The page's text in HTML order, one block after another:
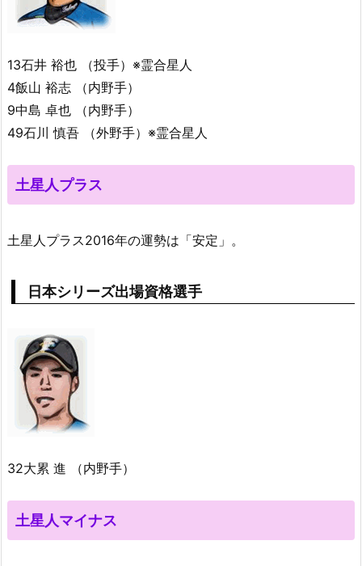
13石井 裕也 （投手）※霊合星人
4飯山 裕志 （内野手）
9中島 卓也 （内野手）
49石川 慎吾 （外野手）※霊合星人
土星人プラス
土星人プラス2016年の運勢は「安定」。
日本シリーズ出場資格選手
32大累 進 （内野手）
土星人マイナス